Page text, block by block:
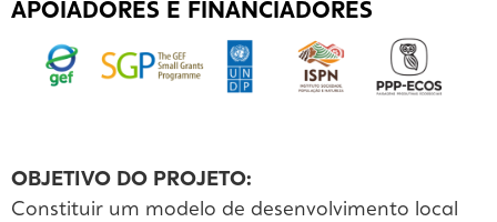
APOIADORES E FINANCIADORES
OBJETIVO DO PROJETO:
Constituir um modelo de desenvolvimento local